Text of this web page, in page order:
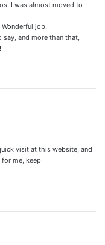
I was almost moved to
job.
and more than that,
visit at this website, and
me, keep